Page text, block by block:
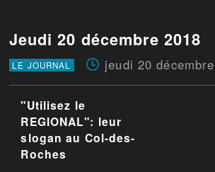
Jeudi 20 décembre 2018
LE JOURNAL jeudi 20
"Utilisez le
REGIONAL": leur
slogan au Col-des-
Roches